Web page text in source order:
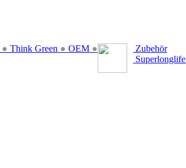
● Think Green ● OEM ●
Zubehör
Superlonglife